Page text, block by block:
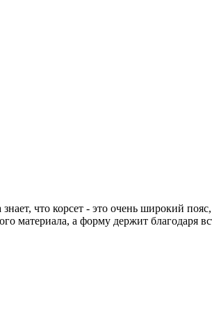
что корсет - это очень широкий
материала, а форму держит благодаря